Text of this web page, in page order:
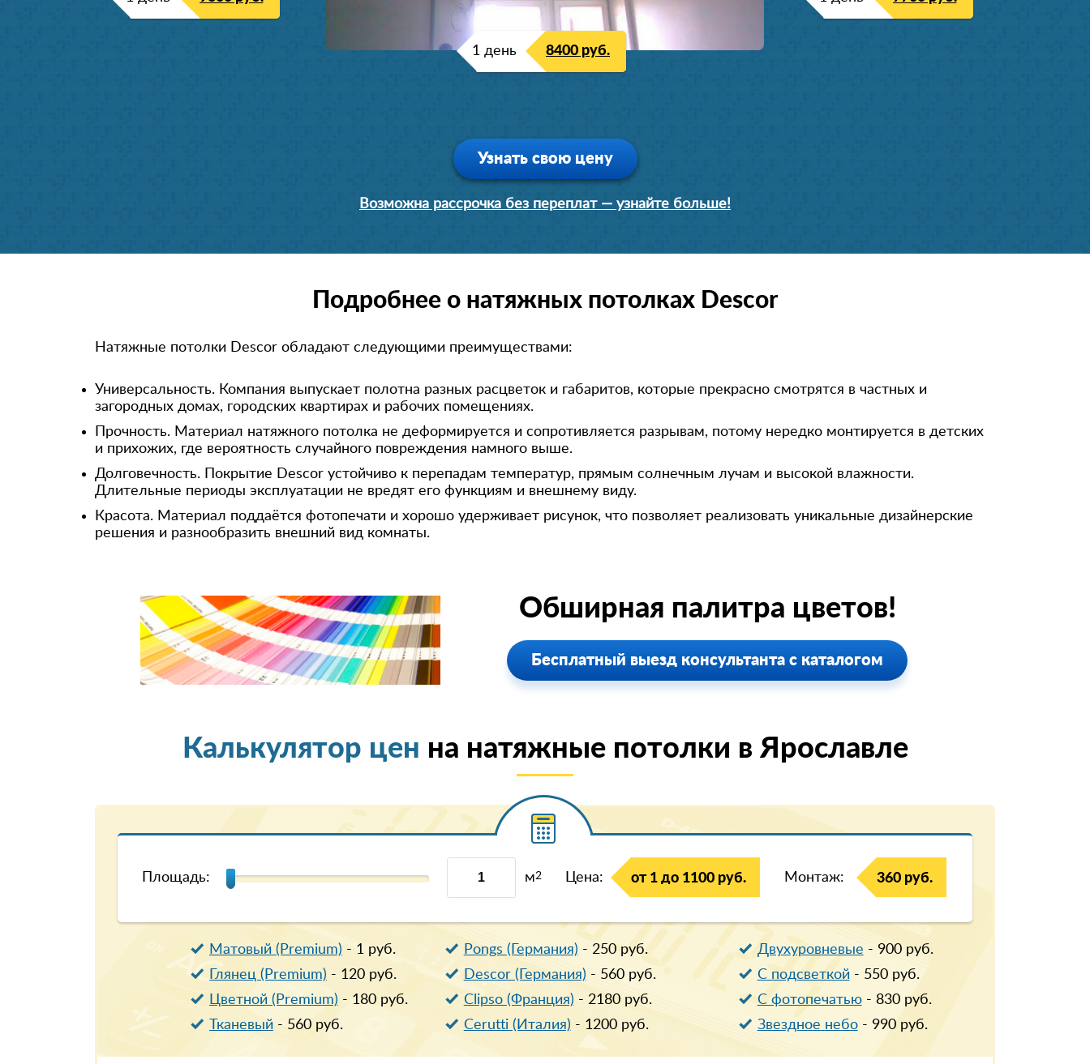
1 день 8400 руб.
Узнать свою цену
Возможна рассрочка без переплат — узнайте больше!
Подробнее о натяжных потолках Descor
Натяжные потолки Descor обладают следующими преимуществами:
Универсальность. Компания выпускает полотна разных расцветок и габаритов, которые прекрасно смотрятся в частных и
загородных домах, городских квартирах и рабочих помещениях.
Прочность. Материал натяжного потолка не деформируется и сопротивляется разрывам, потому нередко монтируется в детских
и прихожих, где вероятность случайного повреждения намного выше.
Долговечность. Покрытие Descor устойчиво к перепадам температур, прямым солнечным лучам и высокой влажности.
Длительные периоды эксплуатации не вредят его функциям и внешнему виду.
Красота. Материал поддаётся фотопечати и хорошо удерживает рисунок, что позволяет реализовать уникальные дизайнерские
решения и разнообразить внешний вид комнаты.
Обширная палитра цветов!
Бесплатный выезд консультанта с каталогом
Калькулятор цен на натяжные потолки в Ярославле
Площадь: м2 Цена: от 1 до 1100 руб. Монтаж: 360 руб.
Матовый (Premium) - 1руб. Двухуровневые - 900руб.
Pongs (Германия) - 250руб.
Глянец (Premium) - 120руб. С подсветкой- 550руб.
Descor (Германия) - 560руб.
Цветной (Premium) - 180руб. С фотопечатью- 830руб.
Clipso (Франция) - 2180руб.
Тканевый- 560руб. Звездное небо- 990руб.
Cerutti (Италия) - 1200руб.